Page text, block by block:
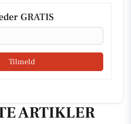
GRATIS
Tilmeld
ARTIKLER